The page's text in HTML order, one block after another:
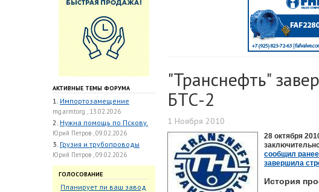
АКТИВНЫЕ ТЕМЫ ФОРУМА
1. Импортозамещение
mg.armtorg , 13.02.2026
2. Нужна помощь по Пскову.
Юрий Петров , 09.02.2026
3. Грузия и трубопроводы
Юрий Петров , 09.02.2026
ГОЛОСОВАНИЕ
Планирует ли ваш завод
"Транснефть"
БТС-2
1 Ноября 2010
28 октября
сообщил
завершила
История